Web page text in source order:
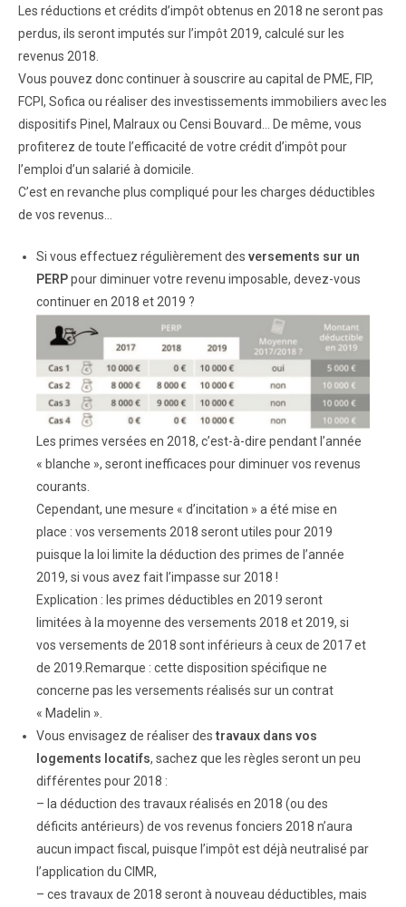
Les réductions et crédits d’impôt obtenus en 2018 ne seront pas
perdus, ils seront imputés sur l’impôt 2019, calculé sur les
revenus 2018.
Vous pouvez donc continuer à souscrire au capital de PME, FIP,
FCPI, Sofica ou réaliser des investissements immobiliers avec les
dispositifs Pinel, Malraux ou Censi Bouvard… De même, vous
profiterez de toute l’efficacité de votre crédit d’impôt pour
l’emploi d’un salarié à domicile.
C’est en revanche plus compliqué pour les charges déductibles
de vos revenus…
Si vous effectuez régulièrement des versements sur un
PERPpour diminuer votre revenu imposable, devez-vous
continuer en 2018 et 2019 ?
Les primes versées en 2018, c’est-à-dire pendant l’année
« blanche », seront inefficaces pour diminuer vos revenus
courants.
Cependant, une mesure « d’incitation » a été mise en
place : vos versements 2018 seront utiles pour 2019
puisque la loi limite la déduction des primes de l’année
2019, si vous avez fait l’impasse sur 2018 !
Explication : les primes déductibles en 2019 seront
limitées à la moyenne des versements 2018 et 2019, si
vos versements de 2018 sont inférieurs à ceux de 2017 et
de 2019.Remarque : cette disposition spécifique ne
concerne pas les versements réalisés sur un contrat
« Madelin ».
Vous envisagez de réaliser des travaux dans vos
logements locatifs, sachez que les règles seront un peu
différentes pour 2018 :
– la déduction des travaux réalisés en 2018 (ou des
déficits antérieurs) de vos revenus fonciers 2018 n’aura
aucun impact fiscal, puisque l’impôt est déjà neutralisé par
l’application du CIMR,
– ces travaux de 2018 seront à nouveau déductibles, mais